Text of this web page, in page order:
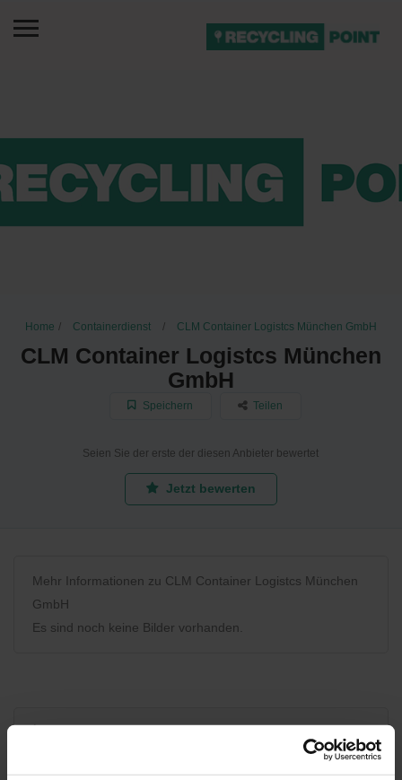
Home Containerdienst CLM Container Logistcs München GmbH
CLM Container Logistcs München
GmbH
Speichern Teilen
Seien Sie der erste der diesen Anbieter bewertet
Jetzt bewerten
Mehr Informationen zu CLM Container Logistcs München
GmbH
Es sind noch keine Bilder vorhanden.